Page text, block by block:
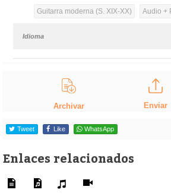
Guitarra moderna (S. XIX-XX) Audio +
Idioma
Archivar Enviar
Tweet Like WhatsApp
Enlaces relacionados